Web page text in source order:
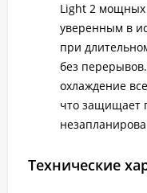
Light 2 мощных
уверенным в
при
без
охлаждение
что защищает
Технические